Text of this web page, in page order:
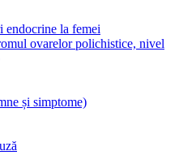
endocrine la femei
ovarelor polichistice, nivel
și simptome)